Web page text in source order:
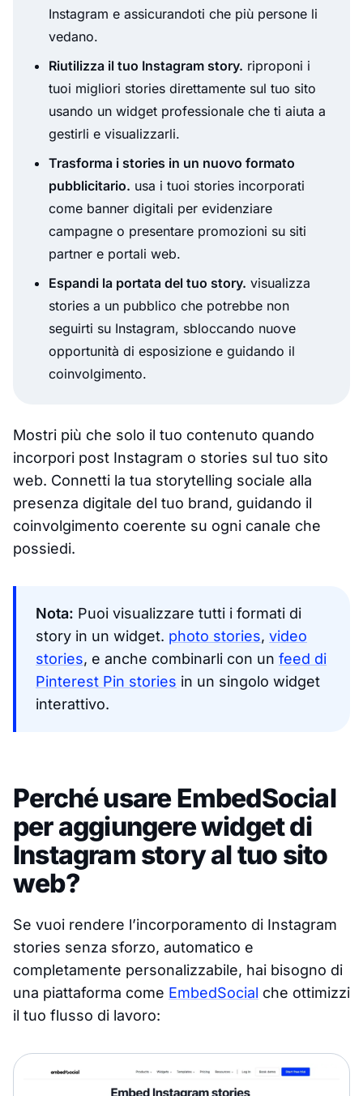
Instagram e assicurandoti che più persone li
vedano.
Riutilizza il tuo Instagram story. riproponi i
tuoi migliori stories direttamente sul tuo sito
usando un widget professionale che ti aiuta a
gestirli e visualizzarli.
Trasforma i stories in un nuovo formato
pubblicitario. usa i tuoi stories incorporati
come banner digitali per evidenziare
campagne o presentare promozioni su siti
partner e portali web.
Espandi la portata del tuo story. visualizza
stories a un pubblico che potrebbe non
seguirti su Instagram, sbloccando nuove
opportunità di esposizione e guidando il
coinvolgimento.
Mostri più che solo il tuo contenuto quando
incorpori post Instagram o stories sul tuo sito
web. Connetti la tua storytelling sociale alla
presenza digitale del tuo brand, guidando il
coinvolgimento coerente su ogni canale che
possiedi.
Nota: Puoi visualizzare tutti i formati di
story in un widget. photo stories, video
stories, e anche combinarli con un feed di
Pinterest Pin stories in un singolo widget
interattivo.
Perché usare EmbedSocial
per aggiungere widget di
Instagram story al tuo sito
web?
Se vuoi rendere l’incorporamento di Instagram
stories senza sforzo, automatico e
completamente personalizzabile, hai bisogno di
una piattaforma come EmbedSocial che ottimizzi
il tuo flusso di lavoro: